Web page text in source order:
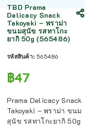
TBD Prama
Delicacy Snack
Takoyaki – พราม่า
ขนมสุนัข รสทาโกะ
ยากิ 50g (565486)
รหัสสินค้า: 565486
฿47
Prama Delicacy Snack
Takoyaki – พราม่า ขนม
สุนัข รสทาโกะยากิ 50g